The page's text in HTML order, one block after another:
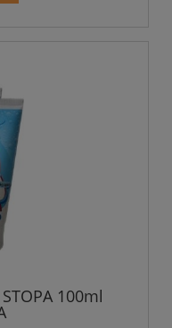
100ml